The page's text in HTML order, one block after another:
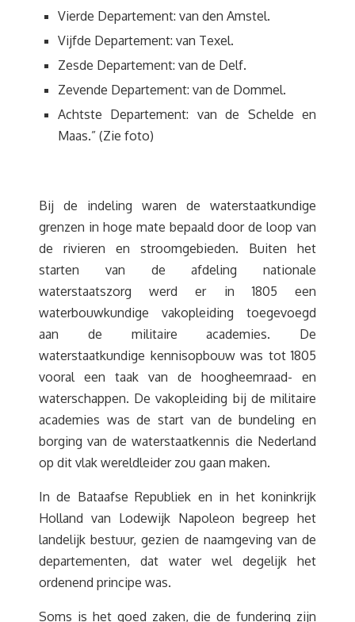
Vierde Departement: van den Amstel.
Vijfde Departement: van Texel.
Zesde Departement: van de Delf.
Zevende Departement: van de Dommel.
Achtste Departement: van de Schelde en
Maas.” (Zie foto)
Bij de indeling waren de waterstaatkundige
grenzen in hoge mate bepaald door de loop van
de rivieren en stroomgebieden. Buiten het
starten van de afdeling nationale
waterstaatszorg werd er in 1805 een
waterbouwkundige vakopleiding toegevoegd
aan de militaire academies. De
waterstaatkundige kennisopbouw was tot 1805
vooral een taak van de hoogheemraad- en
waterschappen. De vakopleiding bij de militaire
academies was de start van de bundeling en
borging van de waterstaatkennis die Nederland
op dit vlak wereldleider zou gaan maken.
In de Bataafse Republiek en in het koninkrijk
Holland van Lodewijk Napoleon begreep het
landelijk bestuur, gezien de naamgeving van de
departementen, dat water wel degelijk het
ordenend principe was.
Soms is het goed zaken, die de fundering zijn